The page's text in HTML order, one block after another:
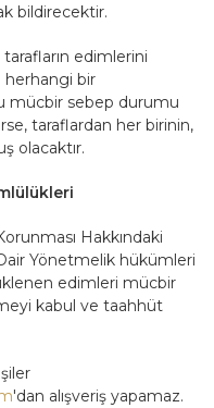
bildirecektir.
edimlerini
herhangi bir
mücbir sebep durumu
taraflardan her birinin,
olacaktır.
Hakkındaki
Yönetmelik hükümleri
edimleri mücbir
kabul ve taahhüt
'dan alışveriş yapamaz.